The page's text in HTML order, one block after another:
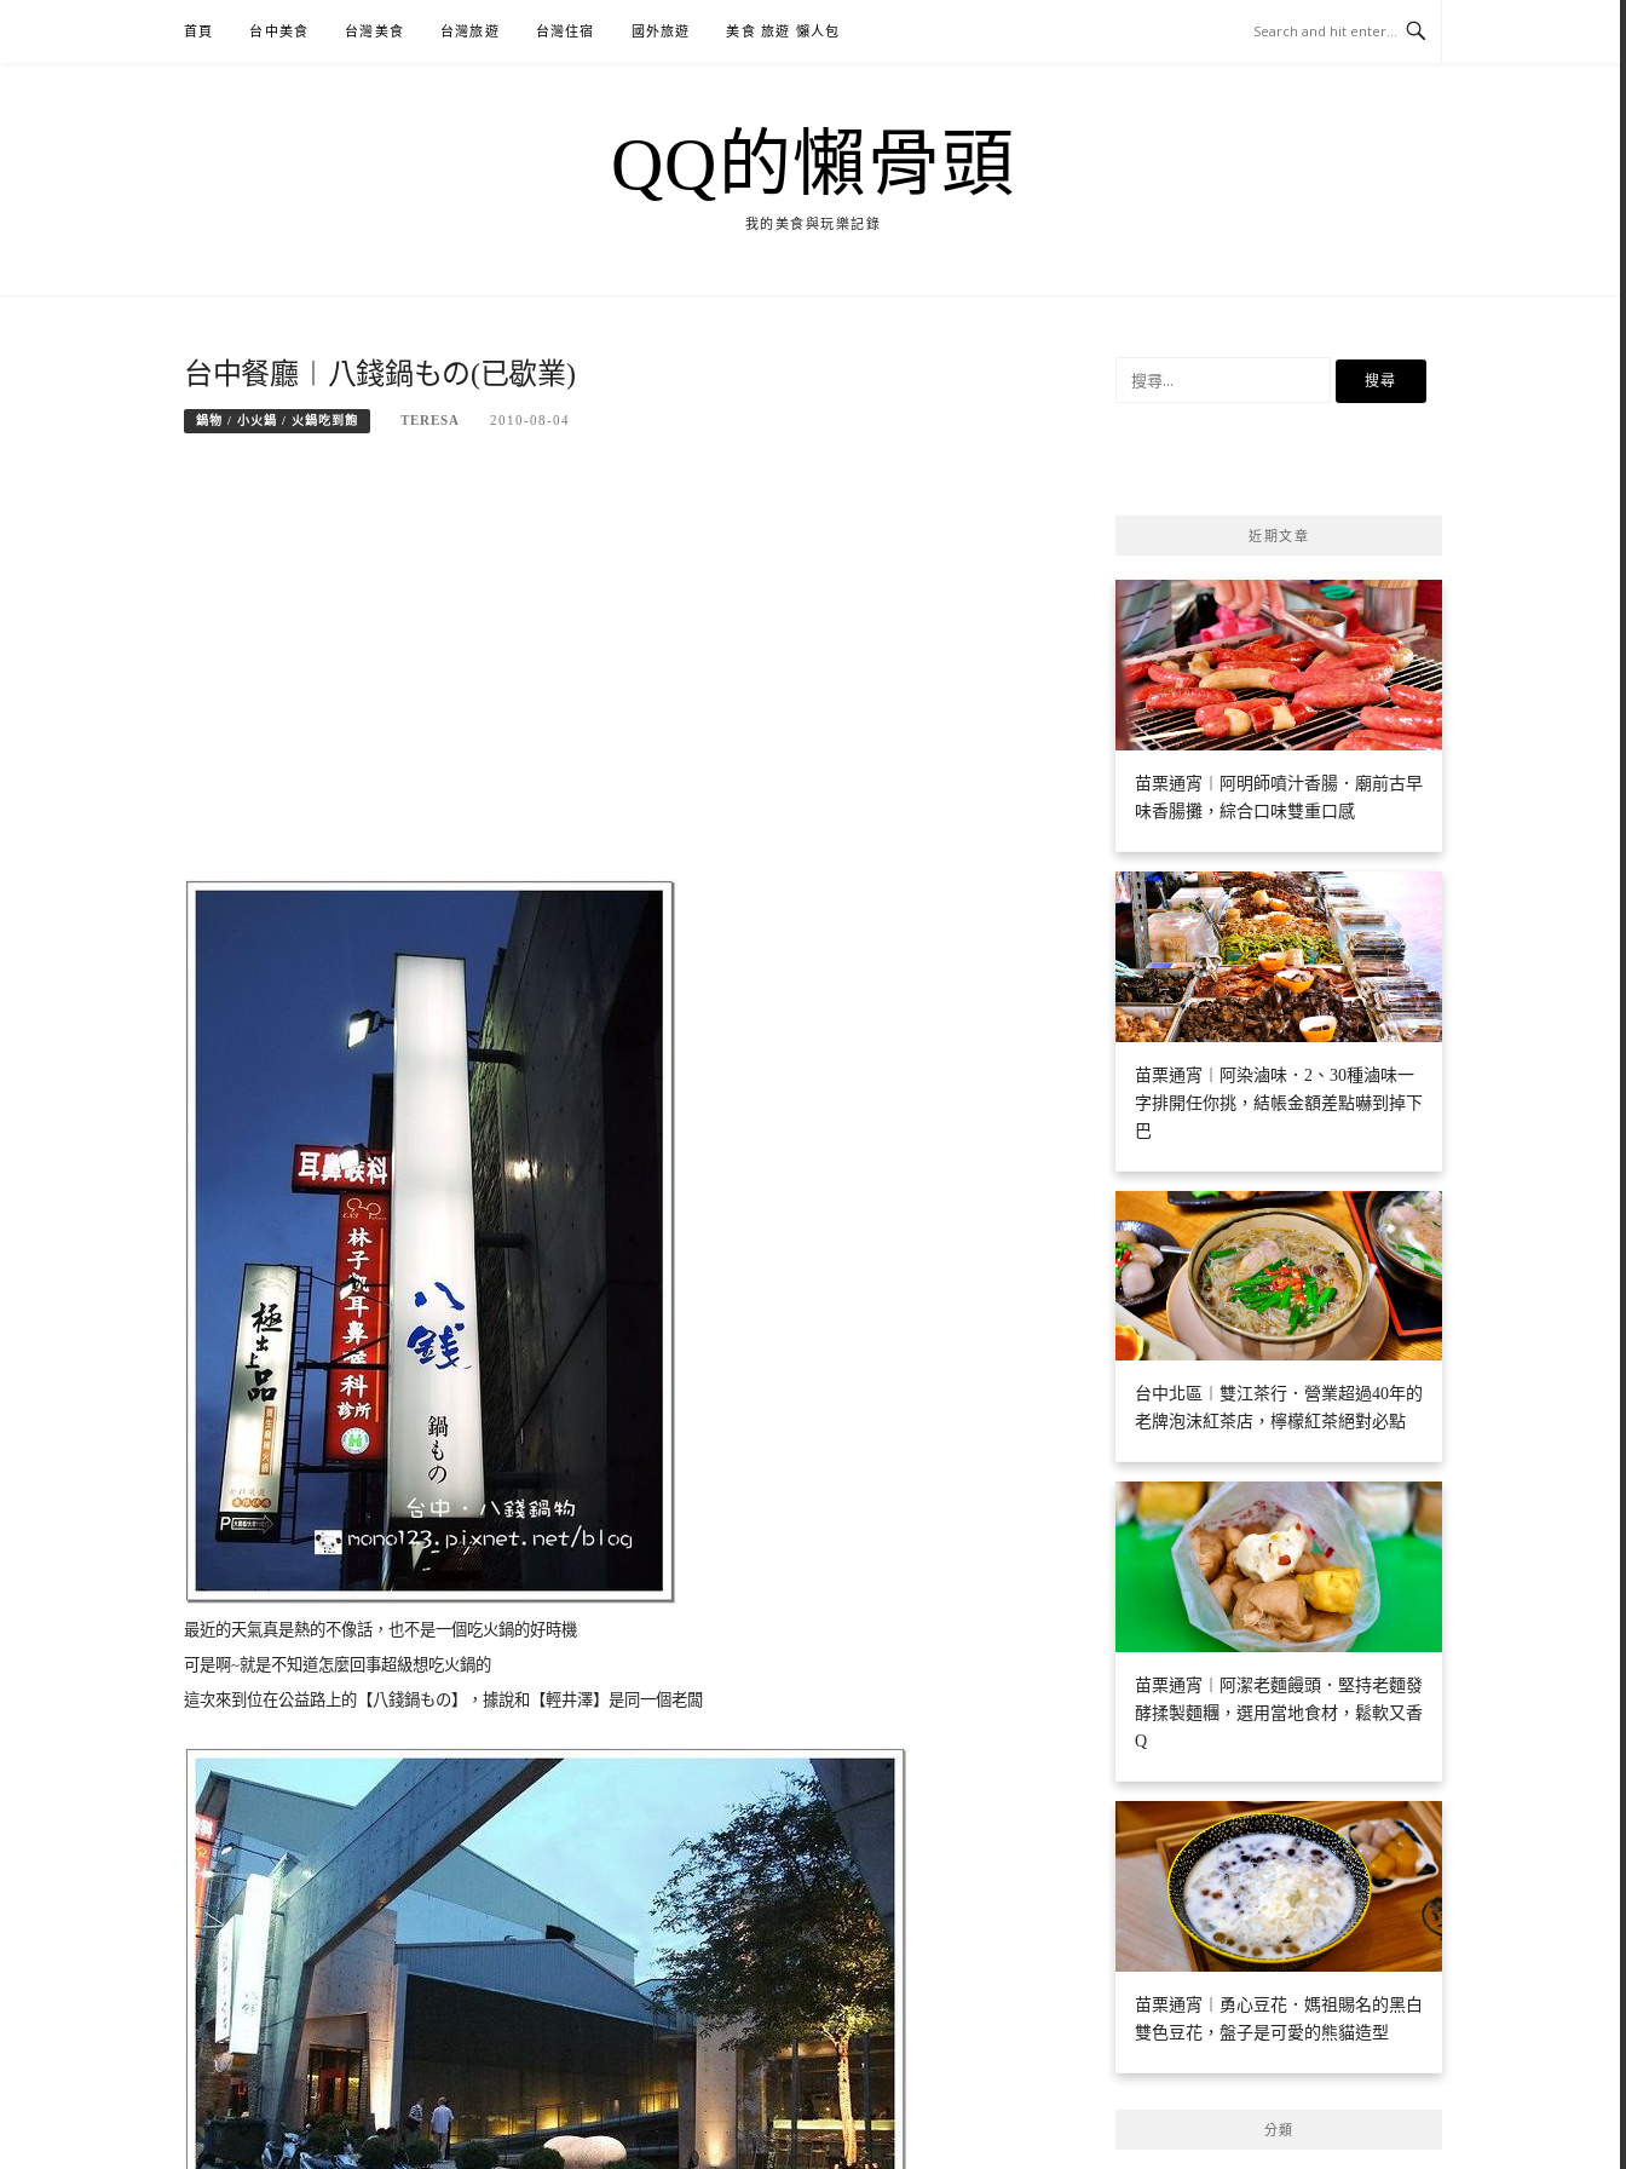
首頁 台中美食 台灣美食 台灣旅遊 台灣住宿 國外旅遊 美食 旅遊 懶人包
QQ的懶骨頭
我的美食與玩樂記錄
台中餐廳︱八錢鍋もの(已歇業)
鍋物 / 小火鍋 / 火鍋吃到飽 TERESA 2010-08-04
最近的天氣真是熱的不像話，也不是一個吃火鍋的好時機
可是啊~就是不知道怎麼回事超級想吃火鍋的
這次來到位在公益路上的【八錢鍋もの】，據說和【輕井澤】是同一個老闆
近期文章
苗栗通宵︱阿明師噴汁香腸．廟前古早
味香腸攤，綜合口味雙重口感
苗栗通宵︱阿染滷味．2、30種滷味一
字排開任你挑，結帳金額差點嚇到掉下
巴
台中北區︱雙江茶行．營業超過40年的
老牌泡沫紅茶店，檸檬紅茶絕對必點
苗栗通宵︱阿潔老麵饅頭．堅持老麵發
酵揉製麵糰，選用當地食材，鬆軟又香
Q
苗栗通宵︱勇心豆花．媽祖賜名的黑白
雙色豆花，盤子是可愛的熊貓造型
分類